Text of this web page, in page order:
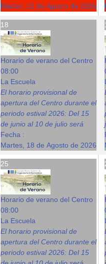
Martes, 11 de Agosto de 2026
18
Horario de verano del Centro
08:00
La Escuela
El horario provisional de
apertura del Centro durante el
periodo estival 2026: Del 15
de junio al 10 de julio será
Fecha :
Martes, 18 de Agosto de 2026
25
Horario de verano del Centro
08:00
La Escuela
El horario provisional de
apertura del Centro durante el
periodo estival 2026: Del 15